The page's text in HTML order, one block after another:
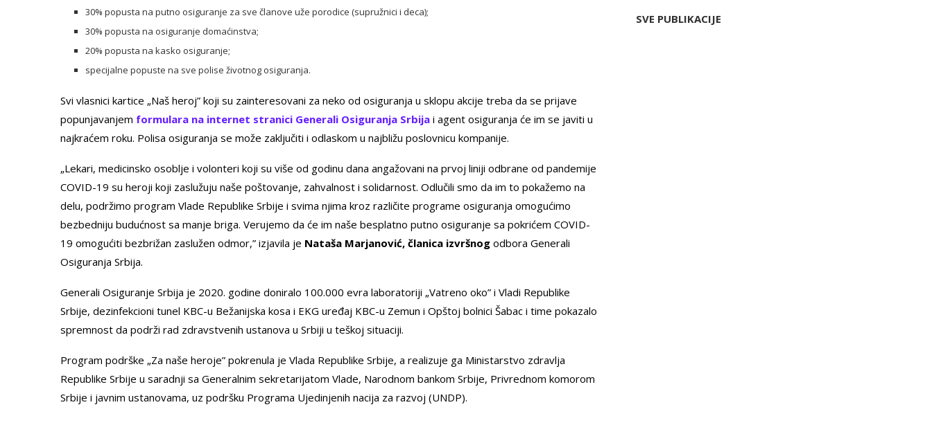
30% popusta na putno osiguranje za sve članove uže porodice (supružnici i deca);
30% popusta na osiguranje domaćinstva;
20% popusta na kasko osiguranje;
specijalne popuste na sve polise životnog osiguranja.
Svi vlasnici kartice „Naš heroj” koji su zainteresovani za neko od osiguranja u sklopu akcije treba da se prijave
popunjavanjem formulara na internet stranici Generali Osiguranja Srbija i agent osiguranja će im se javiti u
najkraćem roku. Polisa osiguranja se može zaključiti i odlaskom u najbližu poslovnicu kompanije.
„Lekari, medicinsko osoblje i volonteri koji su više od godinu dana angažovani na prvoj liniji odbrane od pandemije
COVID-19 su heroji koji zaslužuju naše poštovanje, zahvalnost i solidarnost. Odlučili smo da im to pokažemo na
delu, podržimo program Vlade Republike Srbije i svima njima kroz različite programe osiguranja omogućimo
bezbedniju budućnost sa manje briga. Verujemo da će im naše besplatno putno osiguranje sa pokrićem COVID-
19 omogućiti bezbrižan zaslužen odmor,” izjavila je Nataša Marjanović, članica izvršnog odbora Generali
Osiguranja Srbija.
Generali Osiguranje Srbija je 2020. godine doniralo 100.000 evra laboratoriji „Vatreno oko” i Vladi Republike
Srbije, dezinfekcioni tunel KBC-u Bežanijska kosa i EKG uređaj KBC-u Zemun i Opštoj bolnici Šabac i time pokazalo
spremnost da podrži rad zdravstvenih ustanova u Srbiji u teškoj situaciji.
Program podrške „Za naše heroje” pokrenula je Vlada Republike Srbije, a realizuje ga Ministarstvo zdravlja
Republike Srbije u saradnji sa Generalnim sekretarijatom Vlade, Narodnom bankom Srbije, Privrednom komorom
Srbije i javnim ustanovama, uz podršku Programa Ujedinjenih nacija za razvoj (UNDP).
SVE PUBLIKACIJE